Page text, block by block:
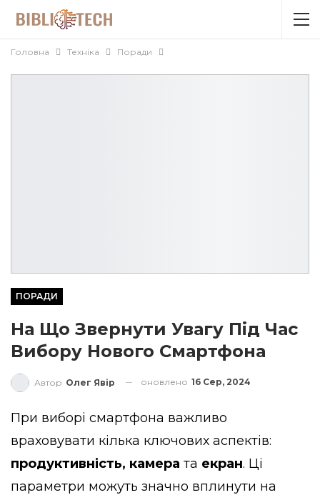
Головна Техніка Поради
ПОРАДИ
На Що Звернути Увагу Під Час
Вибору Нового Смартфона
Автор Олег Явір оновлено 16 Сер, 2024
При виборі смартфона важливо
враховувати кілька ключових аспектів:
продуктивність, камера та екран. Ці
параметри можуть значно вплинути на